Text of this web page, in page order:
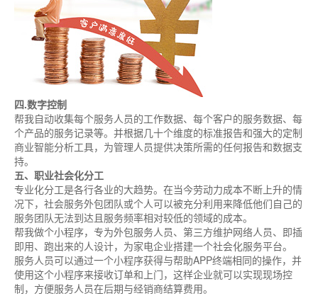
四.数字控制
帮我自动收集每个服务人员的工作数据、每个客户的服务数据、每
个产品的服务记录等。并根据几十个维度的标准报告和强大的定制
商业智能分析工具，为管理人员提供决策所需的任何报告和数据支
持。
五、职业社会化分工
专业化分工是各行各业的大趋势。在当今劳动力成本不断上升的情
况下，社会服务外包团队或个人可以被充分利用来降低他们自己的
服务团队无法到达且服务频率相对较低的领域的成本。
帮我做个小程序，专为外包服务人员、第三方维护网络人员、即插
即用、跑出来的人设计，为家电企业搭建一个社会化服务平台。
服务人员可以通过一个小程序获得与帮助APP终端相同的操作，并
使用这个小程序来接收订单和上门，这样企业就可以实现现场控
制，方便服务人员在后期与经销商结算费用。